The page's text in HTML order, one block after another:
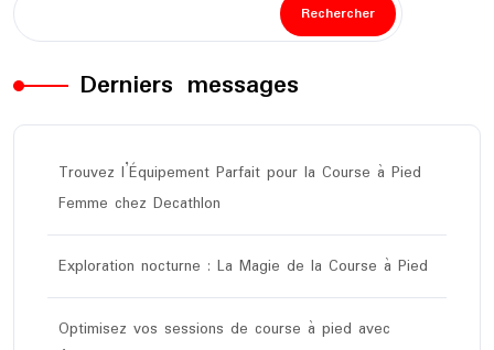
Rechercher
Derniers messages
Trouvez l’Équipement Parfait pour la Course à Pied
Femme chez Decathlon
Exploration nocturne : La Magie de la Course à Pied
Optimisez vos sessions de course à pied avec